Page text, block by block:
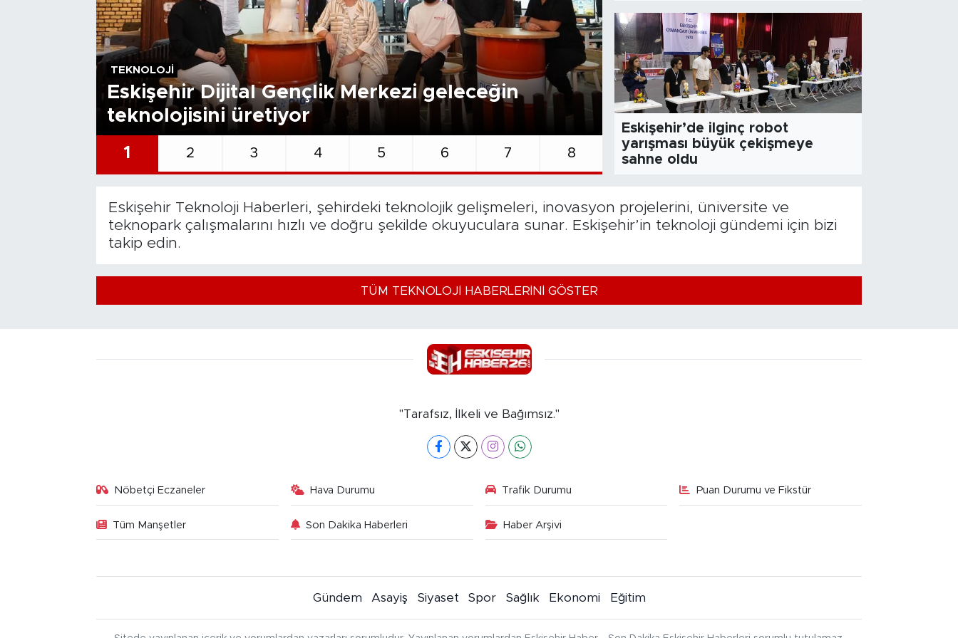
TEKNOLOJI
Eskişehir Dijital Gençlik Merkezi geleceğin
teknolojisini üretiyor
TEKNOLOJI
Eskişehir'de yüksek teknoloji ve
1 2 3 4 5 6 7 8
Eskişehir’de ilginç robot
yarışması büyük çekişmeye
sahne oldu
Eskişehir Teknoloji Haberleri, şehirdeki teknolojik gelişmeleri, inovasyon projelerini, üniversite ve
teknopark çalışmalarını hızlı ve doğru şekilde okuyuculara sunar. Eskişehir’in teknoloji gündemi için bizi
takip edin.
TÜM TEKNOLOJI HABERLERINI GÖSTER
"Tarafsız, İlkeli ve Bağımsız."
Nöbetçi Eczaneler Hava Durumu Trafik Durumu Puan Durumu ve Fikstür
Tüm Manşetler Son Dakika Haberleri Haber Arşivi
Gündem Asayiş Siyaset Spor Sağlık Ekonomi Eğitim
Teknoloji